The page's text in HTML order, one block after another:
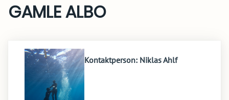
GAMLE ALBO
Kontaktperson: Niklas Ahlf